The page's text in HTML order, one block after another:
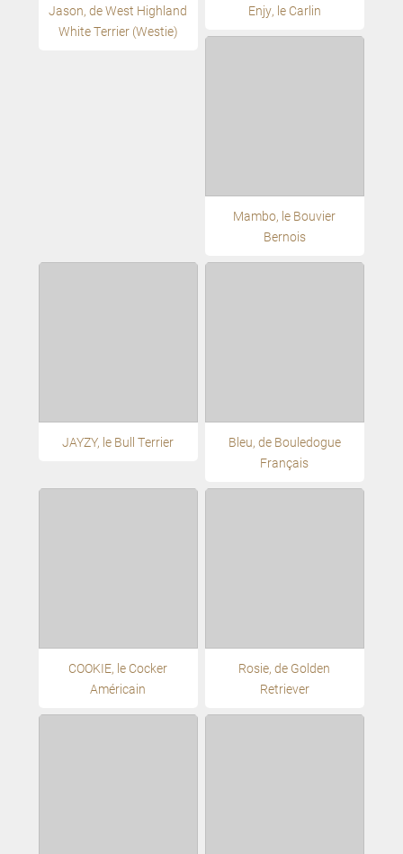
Jason, de West Highland
White Terrier (Westie)
Enjy, le Carlin
Mambo, le Bouvier
Bernois
JAYZY, le Bull Terrier
Bleu, de Bouledogue
Français
COOKIE, le Cocker
Américain
Rosie, de Golden
Retriever